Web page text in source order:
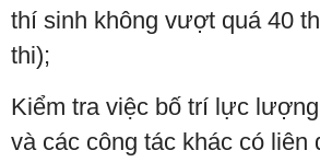
thí sinh không vượt quá 40
thi);
Kiểm tra việc bố trí lực
và các công tác khác có liên